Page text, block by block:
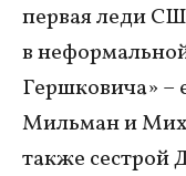
первая леди
в
Гершковича» –
Мильман и
также сестрой